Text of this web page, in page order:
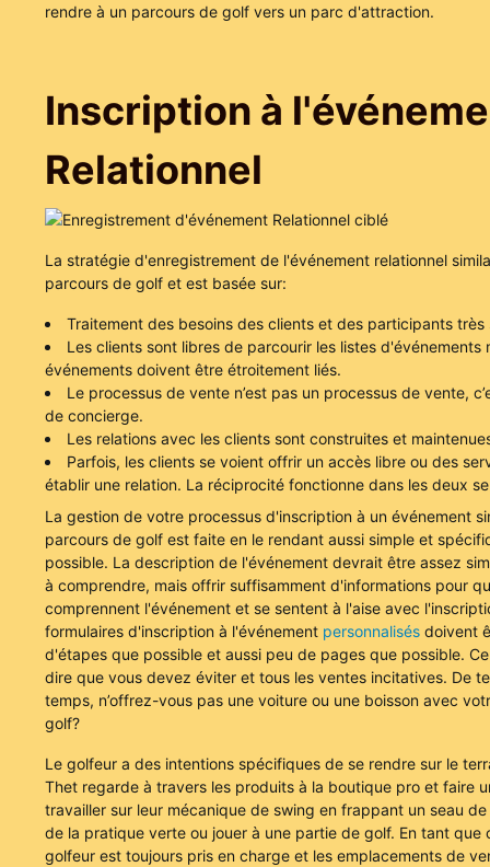
rendre à un parcours de golf vers un parc d'attraction.
Inscription à
Relationnel
La stratégie d'enregistrement de l'événement relationnel
parcours de golf et est basée sur:
Traitement des besoins des clients et des participants très
Les clients sont libres de parcourir les listes d'événements
événements doivent être étroitement liés.
Le processus de vente n’est pas un processus de vente,
de concierge.
Les relations avec les clients sont construites et
Parfois, les clients se voient offrir un accès libre ou des
établir une relation. La réciprocité fonctionne dans les deux
La gestion de votre processus d'inscription à un événement
parcours de golf est faite en le rendant aussi simple et
possible. La description de l'événement devrait être assez
à comprendre, mais offrir suffisamment d'informations pour
comprennent l'événement et se sentent à l'aise avec
formulaires d'inscription à l'événement personnalisésdoivent
d'étapes que possible et aussi peu de pages que possible.
dire que vous devez éviter et tous les ventes incitatives. De
temps, n’offrez-vous pas une voiture ou une boisson avec
golf?
Le golfeur a des intentions spécifiques de se rendre sur le
Thet regarde à travers les produits à la boutique pro et faire
travailler sur leur mécanique de swing en frappant un seau
de la pratique verte ou jouer à une partie de golf. En tant que
golfeur est toujours pris en charge et les emplacements de